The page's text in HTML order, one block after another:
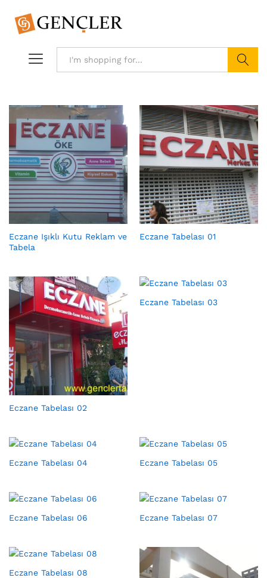
Eczane Işıklı Kutu Reklam ve
Tabela
Eczane Tabelası 01
Eczane Tabelası 02
Eczane Tabelası 03
Eczane Tabelası 04 Eczane Tabelası 05
Eczane Tabelası 06 Eczane Tabelası 07
Eczane Tabelası 08